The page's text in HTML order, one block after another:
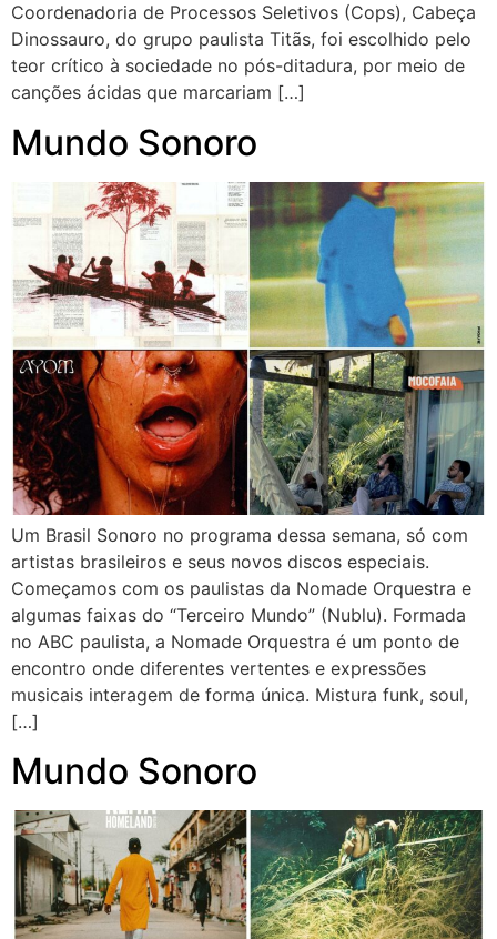
Coordenadoria de Processos Seletivos (Cops), Cabeça
Dinossauro, do grupo paulista Titãs, foi escolhido pelo
teor crítico à sociedade no pós-ditadura, por meio de
canções ácidas que marcariam […]
Mundo Sonoro
Um Brasil Sonoro no programa dessa semana, só com
artistas brasileiros e seus novos discos especiais.
Começamos com os paulistas da Nomade Orquestra e
algumas faixas do “Terceiro Mundo” (Nublu). Formada
no ABC paulista, a Nomade Orquestra é um ponto de
encontro onde diferentes vertentes e expressões
musicais interagem de forma única. Mistura funk, soul,
[…]
Mundo Sonoro